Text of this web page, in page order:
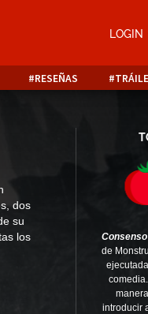
LOGIN
RESEÑAS
dos
su
los
de
introducir